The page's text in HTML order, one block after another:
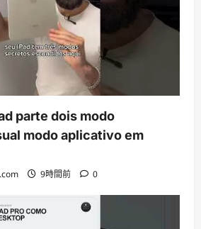
parte dois modo
modo aplicativo em
9時間前 0